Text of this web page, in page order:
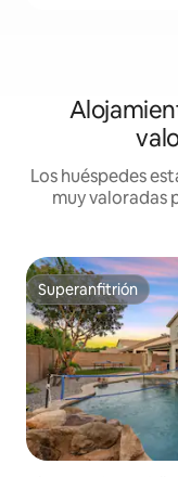
Los huéspedes
muy valoradas
Superanfitrión
Superanfitrión